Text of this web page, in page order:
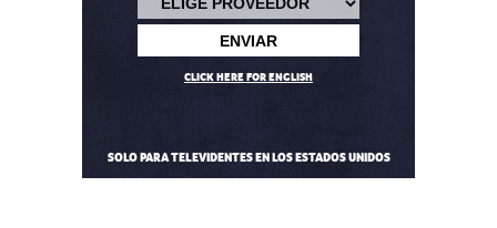
CLICK HERE FOR ENGLISH
SOLO PARA TELEVIDENTES EN LOS ESTADOS UNIDOS